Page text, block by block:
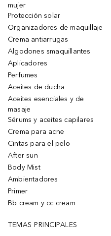
mujer
Protección solar
Organizadores de maquillaje
Crema antiarrugas
Algodones smaquillantes
Aplicadores
Perfumes
Aceites de ducha
Aceites esenciales y de
masaje
Sérums y aceites capilares
Crema para acne
Cintas para el pelo
After sun
Body Mist
Ambientadores
Primer
Bb cream y cc cream
TEMAS PRINCIPALES